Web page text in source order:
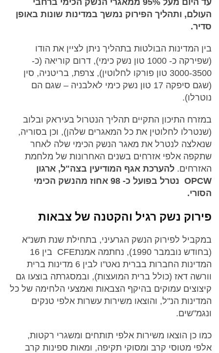
העולם, ותהליך הפירוק נמשך במדינות שונות באופן
סדיר.
בין המדינות הבולטות בתהליך ניתן לציין את הודו
(שפירקה כ- 1000 טון נשק כימי), דרום קוריאה (כ-
3000-3500 טון פורקו לחלוטין), צרפת, בריטניה, סין
(שגם סיפקה 17 טון נשק כימי לאלבניה – שגם הם
נוטרלו).
במזרח התיכון התקיים תהליך הנטרול בעיראק ובלוב
(שנטרלו לחלוטין את כל המאגרים שלהן), וכן בסוריה,
שנאלצה לנטרל את מאגר הנשק הכימי שלה לאחר
שתקפה אלפי אזרחים בשנים האחרונות של מלחמת
האזרחים. להערכת אגף המודיעין בצה"ל, ארגון
OPCW נטרל בפועל כ- 98 אחוז מהנשק הכימי
הסורי.
פירוק נשק רגיל והקטנה של צבאות
במקביל לפירוק הנשק הגרעיני, בתחילת שנת תשנ"א
(בחודש נובמבר 1990), נחתמה אמנתCFE בין 16
המדינות החברות בברית נאט"ו לבין 6 מדינות ברית
וורשה דאז (כולל ברית המועצות), ובמסגרתה בוצעו גם
קיצוצים עמוקים בהיקף הצבאות ואמצעי הלחימה של כל
המדינות הנ"ל, והוצאו משירות עשרות אלפי טנקים
ונגמ"שים.
כמו כן הוצאו משירות אלפי תותחים ומשגרי רקטות,
אלפי מטוסי קרב ומסוקי תקיפה, ומאות ספינות קרב